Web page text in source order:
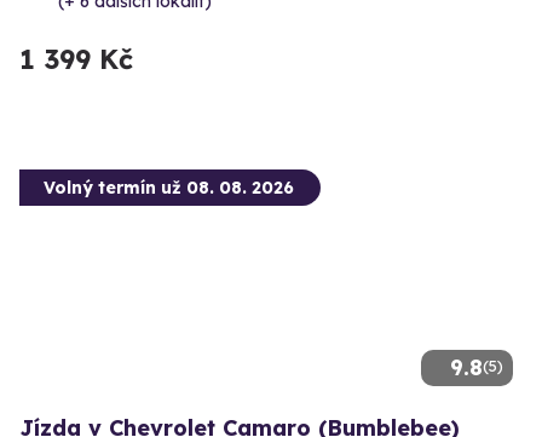
1 399 Kč
9.8(5)
Volný termín už 08. 08. 2026
Jízda v Chevrolet Camaro (Bumblebee)